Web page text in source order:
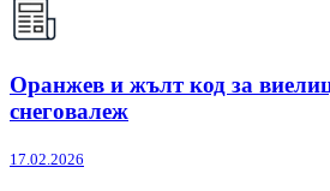
Оранжев и жълт код за
снеговалеж
17.02.2026